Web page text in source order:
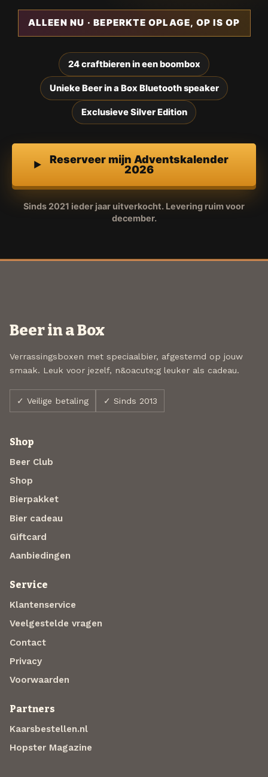
ALLEEN NU · BEPERKTE OPLAGE, OP IS OP
24 craftbieren in een boombox
Unieke Beer in a Box Bluetooth speaker
Exclusieve Silver Edition
Reserveer mijn Adventskalender
2026
Sinds 2021 ieder jaar uitverkocht. Levering ruim voor
december.
Beer in a Box
Verrassingsboxen met speciaalbier, afgestemd op jouw
smaak. Leuk voor jezelf, n&oacute;g leuker als cadeau.
✓ Veilige betaling ✓ Sinds 2013
Shop
Beer Club
Shop
Bierpakket
Bier cadeau
Giftcard
Aanbiedingen
Service
Klantenservice
Veelgestelde vragen
Contact
Privacy
Voorwaarden
Partners
Kaarsbestellen.nl
Hopster Magazine